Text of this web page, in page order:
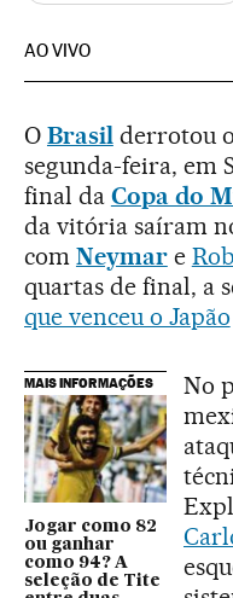
AO VIVO
O Brasilderrotou o
segunda-feira, em
final da Copa do
da vitória saíram
com Neymare
quartas de final, a
que venceu o Japão
MAIS INFORMAÇÕES
Jogar como 82
ou ganhar
como 94? A
seleção de Tite
No